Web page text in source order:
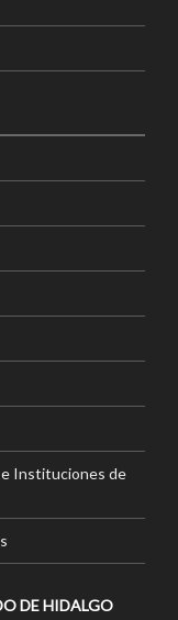
e Instituciones de
DE HIDALGO